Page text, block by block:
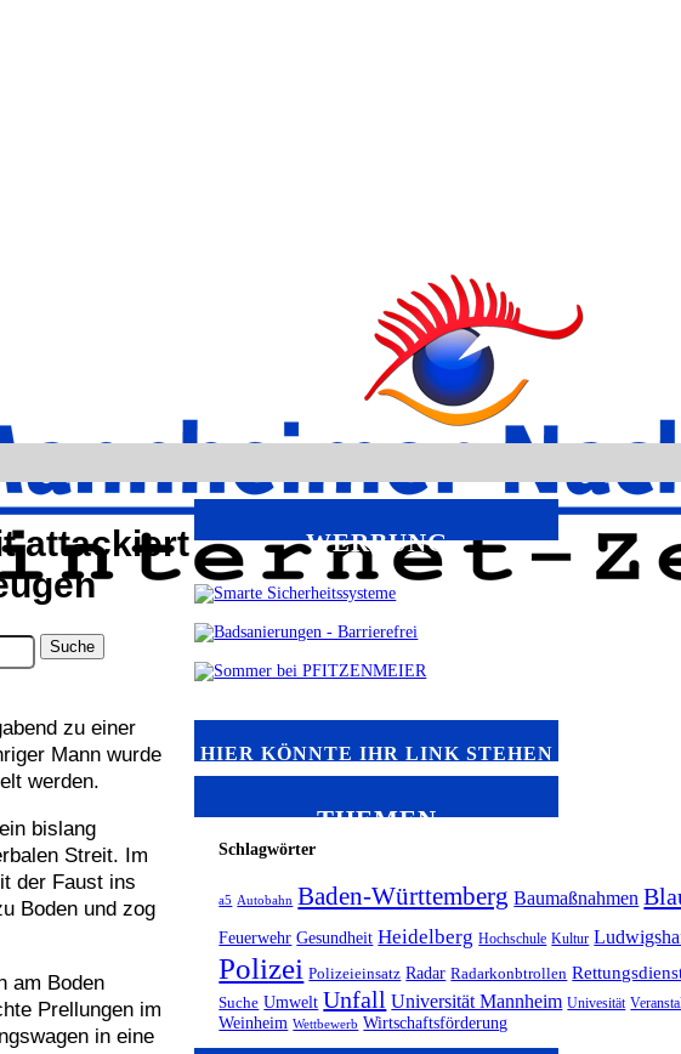
attackiert
zu einer
Mann wurde
werden.
bislang
Streit. Im
der Faust ins
Boden und zog
am Boden
Prellungen im
in eine
WERBUNG
HIER KÖNNTE IHR LINK STEHEN
THEMEN
Schlagwörter
a5 Autobahn Baden-Württemberg Baumaßnahmen
Feuerwehr Gesundheit Heidelberg Hochschule Kultur
Polizei Polizeieinsatz Radar Radarkonbtrollen
Suche Umwelt Unfall Universität Mannheim Univesität
Weinheim Wettbewerb Wirtschaftsförderung